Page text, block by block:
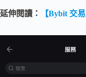
延伸閱讀： 【Bybit 交